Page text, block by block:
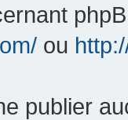
ou
publier